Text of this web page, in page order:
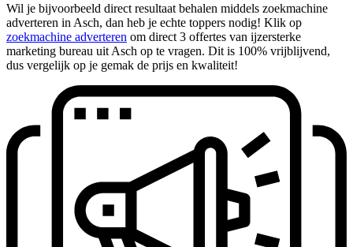
Wil je bijvoorbeeld direct resultaat behalen middels zoekmachine
adverteren in Asch, dan heb je echte toppers nodig! Klik op
zoekmachine adverteren om direct 3 offertes van ijzersterke
marketing bureau uit Asch op te vragen. Dit is 100% vrijblijvend,
dus vergelijk op je gemak de prijs en kwaliteit!